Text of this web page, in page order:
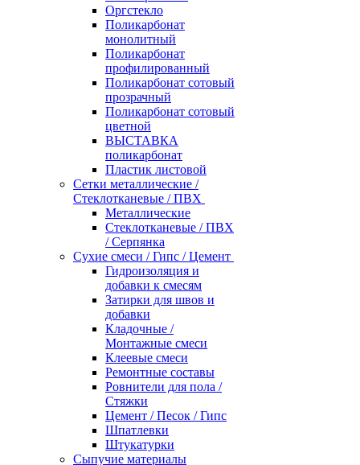
Оргстекло
Поликарбонат
монолитный
Поликарбонат
профилированный
Поликарбонат сотовый
прозрачный
Поликарбонат сотовый
цветной
ВЫСТАВКА
поликарбонат
Пластик листовой
Сетки металлические /
Стеклотканевые / ПВХ
Металлические
Стеклотканевые / ПВХ
/ Серпянка
Сухие смеси / Гипс / Цемент
Гидроизоляция и
добавки к смесям
Затирки для швов и
добавки
Кладочные /
Монтажные смеси
Клеевые смеси
Ремонтные составы
Ровнители для пола /
Стяжки
Цемент / Песок / Гипс
Шпатлевки
Штукатурки
Сыпучие материалы